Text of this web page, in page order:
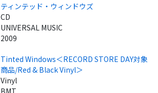
ティンテッド・ウィンドウズ
CD
UNIVERSAL MUSIC
2009
Tinted Windows＜RECORD STORE DAY対象
商品/Red & Black Vinyl＞
Vinyl